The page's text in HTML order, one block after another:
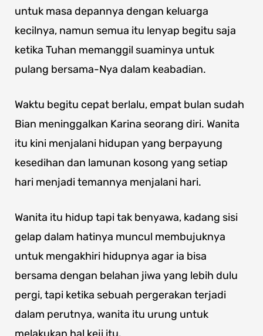
untuk masa depannya dengan keluarga
kecilnya, namun semua itu lenyap begitu saja
ketika Tuhan memanggil suaminya untuk
pulang bersama-Nya dalam keabadian.
Waktu begitu cepat berlalu, empat bulan sudah
Bian meninggalkan Karina seorang diri. Wanita
itu kini menjalani hidupan yang berpayung
kesedihan dan lamunan kosong yang setiap
hari menjadi temannya menjalani hari.
Wanita itu hidup tapi tak benyawa, kadang sisi
gelap dalam hatinya muncul membujuknya
untuk mengakhiri hidupnya agar ia bisa
bersama dengan belahan jiwa yang lebih dulu
pergi, tapi ketika sebuah pergerakan terjadi
dalam perutnya, wanita itu urung untuk